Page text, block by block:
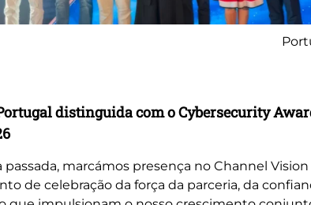
distinguida com o Cybersecurity
passada, marcámos presença no Channel Vision
de celebração da força da parceria, da